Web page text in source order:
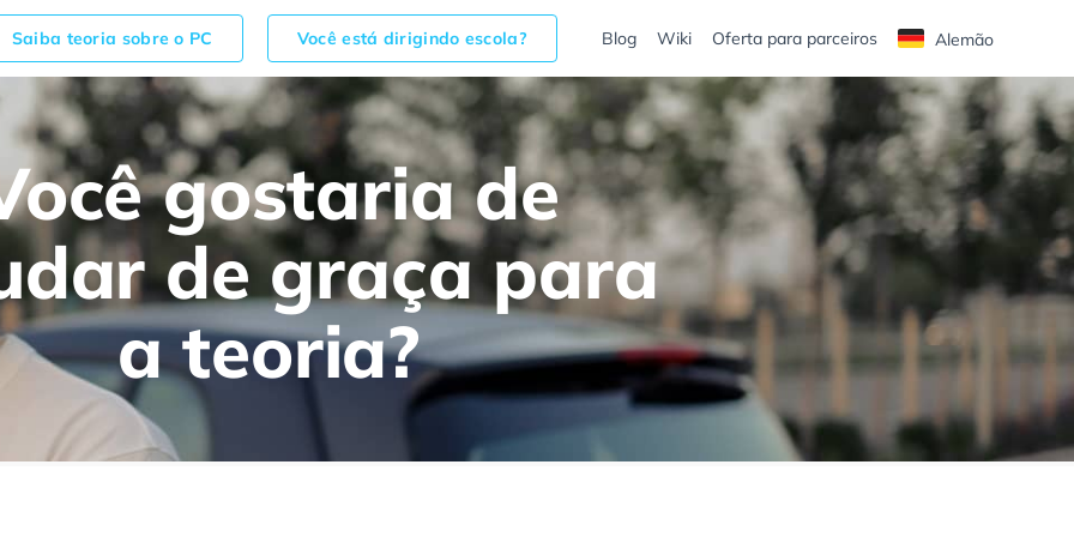
Saiba teoria sobre o PC Você está dirigindo escola? Blog Wiki Oferta para parceiros Alemão
gostaria de
de graça para
a teoria?